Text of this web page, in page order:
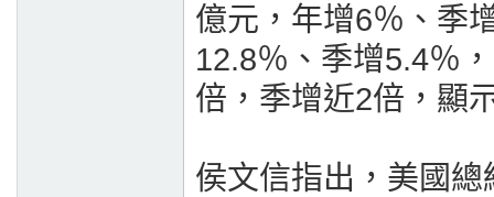
億元，年增6％、季
12.8％、季增5.4％
倍，季增近2倍，顯
侯文信指出，美國